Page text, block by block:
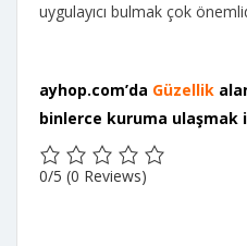
uygulayıcı bulmak çok
ayhop.com’da Güzellik
binlerce kuruma ulaşmak
0/5 (0 Reviews)